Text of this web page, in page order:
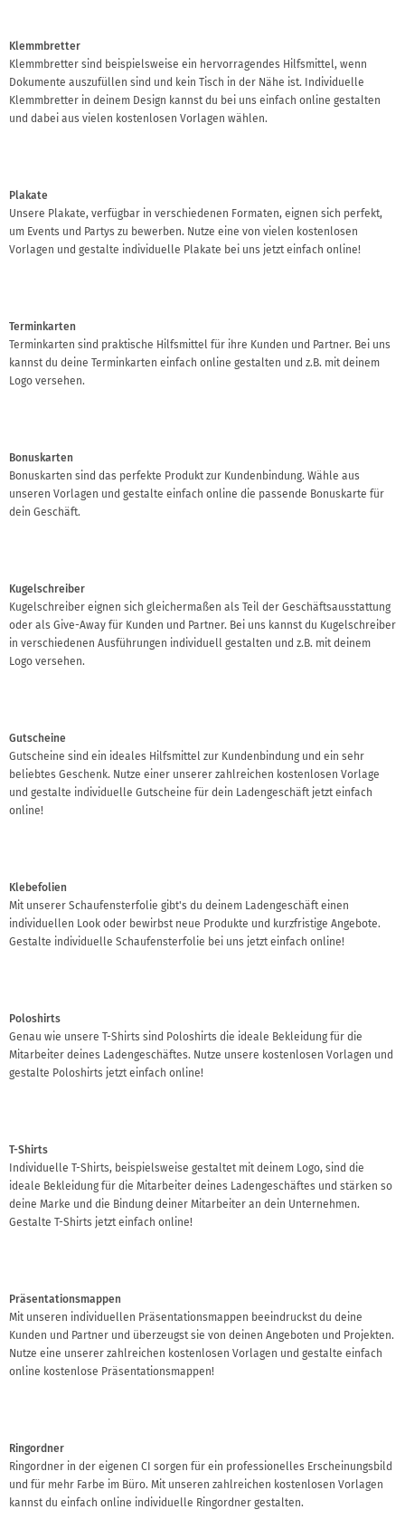
Klemmbretter
Klemmbretter sind beispielsweise ein hervorragendes Hilfsmittel, wenn
Dokumente auszufüllen sind und kein Tisch in der Nähe ist. Individuelle
Klemmbretter in deinem Design kannst du bei uns einfach online gestalten
und dabei aus vielen kostenlosen Vorlagen wählen.
Plakate
Unsere Plakate, verfügbar in verschiedenen Formaten, eignen sich perfekt,
um Events und Partys zu bewerben. Nutze eine von vielen kostenlosen
Vorlagen und gestalte individuelle Plakate bei uns jetzt einfach online!
Terminkarten
Terminkarten sind praktische Hilfsmittel für ihre Kunden und Partner. Bei uns
kannst du deine Terminkarten einfach online gestalten und z.B. mit deinem
Logo versehen.
Bonuskarten
Bonuskarten sind das perfekte Produkt zur Kundenbindung. Wähle aus
unseren Vorlagen und gestalte einfach online die passende Bonuskarte für
dein Geschäft.
Kugelschreiber
Kugelschreiber eignen sich gleichermaßen als Teil der Geschäftsausstattung
oder als Give-Away für Kunden und Partner. Bei uns kannst du Kugelschreiber
in verschiedenen Ausführungen individuell gestalten und z.B. mit deinem
Logo versehen.
Gutscheine
Gutscheine sind ein ideales Hilfsmittel zur Kundenbindung und ein sehr
beliebtes Geschenk. Nutze einer unserer zahlreichen kostenlosen Vorlage
und gestalte individuelle Gutscheine für dein Ladengeschäft jetzt einfach
online!
Klebefolien
Mit unserer Schaufensterfolie gibt's du deinem Ladengeschäft einen
individuellen Look oder bewirbst neue Produkte und kurzfristige Angebote.
Gestalte individuelle Schaufensterfolie bei uns jetzt einfach online!
Poloshirts
Genau wie unsere T-Shirts sind Poloshirts die ideale Bekleidung für die
Mitarbeiter deines Ladengeschäftes. Nutze unsere kostenlosen Vorlagen und
gestalte Poloshirts jetzt einfach online!
T-Shirts
Individuelle T-Shirts, beispielsweise gestaltet mit deinem Logo, sind die
ideale Bekleidung für die Mitarbeiter deines Ladengeschäftes und stärken so
deine Marke und die Bindung deiner Mitarbeiter an dein Unternehmen.
Gestalte T-Shirts jetzt einfach online!
Präsentationsmappen
Mit unseren individuellen Präsentationsmappen beeindruckst du deine
Kunden und Partner und überzeugst sie von deinen Angeboten und Projekten.
Nutze eine unserer zahlreichen kostenlosen Vorlagen und gestalte einfach
online kostenlose Präsentationsmappen!
Ringordner
Ringordner in der eigenen CI sorgen für ein professionelles Erscheinungsbild
und für mehr Farbe im Büro. Mit unseren zahlreichen kostenlosen Vorlagen
kannst du einfach online individuelle Ringordner gestalten.